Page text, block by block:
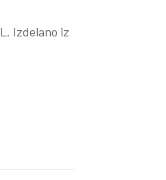
Izdelano iz